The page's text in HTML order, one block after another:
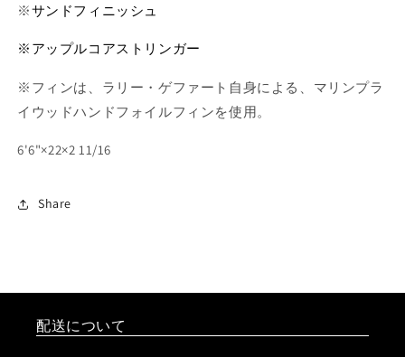
※サンドフィニッシュ
※ アップルコアストリンガー
※フィンは、ラリー・ゲファート自身による、マリンプラ
イウッドハンドフォイルフィンを使用。
6'6"×22×2 11/16
Share
配送について